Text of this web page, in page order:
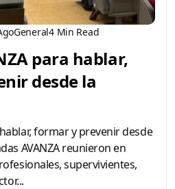
General4 Min Read
para hablar,
desde la
formar y prevenir desde
AVANZA reunieron en
supervivientes,